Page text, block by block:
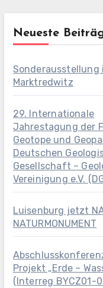
Neueste
Sonderausstellung
Marktredwitz
29. Internationale
Jahrestagung der
Geotope und
Deutschen
Gesellschaft –
Vereinigung e.V.
Luisenburg jetzt
NATURMONUMENT
Projekt „Erde –
(Interreg BYCZ01-